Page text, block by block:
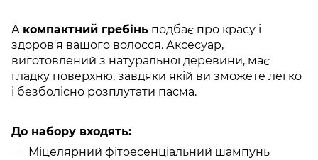
А компактний гребінь подбає про красу і
здоров'я вашого волосся. Аксесуар,
виготовлений з натуральної деревини, має
гладку поверхню, завдяки якій ви зможете легко
і безболісно розплутати пасма.
До набору входять:
Міцелярний фітоесенціальний шампунь